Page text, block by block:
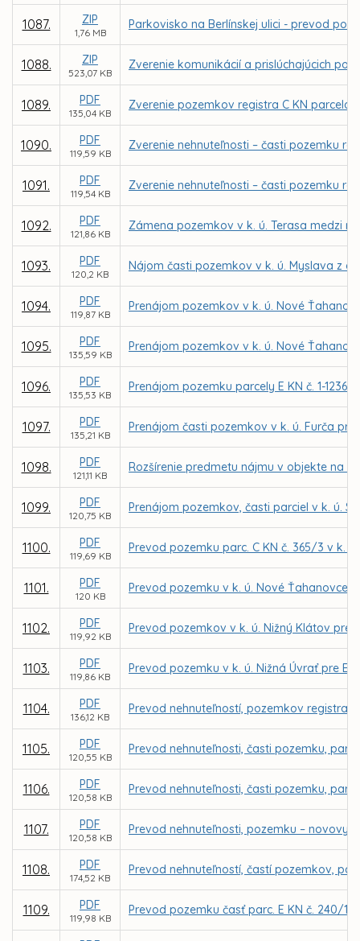
1087. ZIP
1,76 MB
Parkovisko na Berlínskej ulici - prevod
1088. ZIP
523,07 KB
Zverenie komunikácií a prislúchajúcich
1089. PDF
135,04 KB
Zverenie pozemkov registra C KN parcela
1090. PDF
119,59 KB
Zverenie nehnuteľnosti – časti pozemku
1091. PDF
119,54 KB
Zverenie nehnuteľnosti – časti pozemku
1092. PDF
121,86 KB
Zámena pozemkov v k. ú. Terasa medzi
1093. PDF
120,2 KB
Nájom časti pozemkov v k. ú. Myslava z
1094. PDF
119,87 KB
Prenájom pozemkov v k. ú. Nové
1095. PDF
135,59 KB
Prenájom pozemkov v k. ú. Nové
1096. PDF
135,53 KB
Prenájom pozemku parcely E KN č. 1-
1097. PDF
135,21 KB
Prenájom časti pozemkov v k. ú. Furča
1098. PDF
121,11 KB
Rozšírenie predmetu nájmu v objekte na
1099. PDF
120,75 KB
Prenájom pozemkov, časti parciel v k. ú.
1100. PDF
119,69 KB
Prevod pozemku parc. C KN č. 365/3 v k.
1101. PDF
120 KB
Prevod pozemku v k. ú. Nové Ťahanovce
1102. PDF
119,92 KB
Prevod pozemkov v k. ú. Nižný Klátov
1103. PDF
119,86 KB
Prevod pozemku v k. ú. Nižná Úvrať pre
1104. PDF
136,12 KB
Prevod nehnuteľností, pozemkov registra
1105. PDF
120,55 KB
Prevod nehnuteľnosti, časti pozemku,
1106. PDF
120,58 KB
Prevod nehnuteľnosti, časti pozemku,
1107. PDF
120,58 KB
Prevod nehnuteľnosti, pozemku –
1108. PDF
174,52 KB
Prevod nehnuteľností, častí pozemkov,
1109. PDF
119,98 KB
Prevod pozemku časť parc. E KN č. 240/